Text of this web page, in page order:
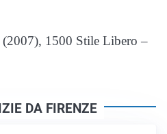
1500 Stile Libero –
DA FIRENZE